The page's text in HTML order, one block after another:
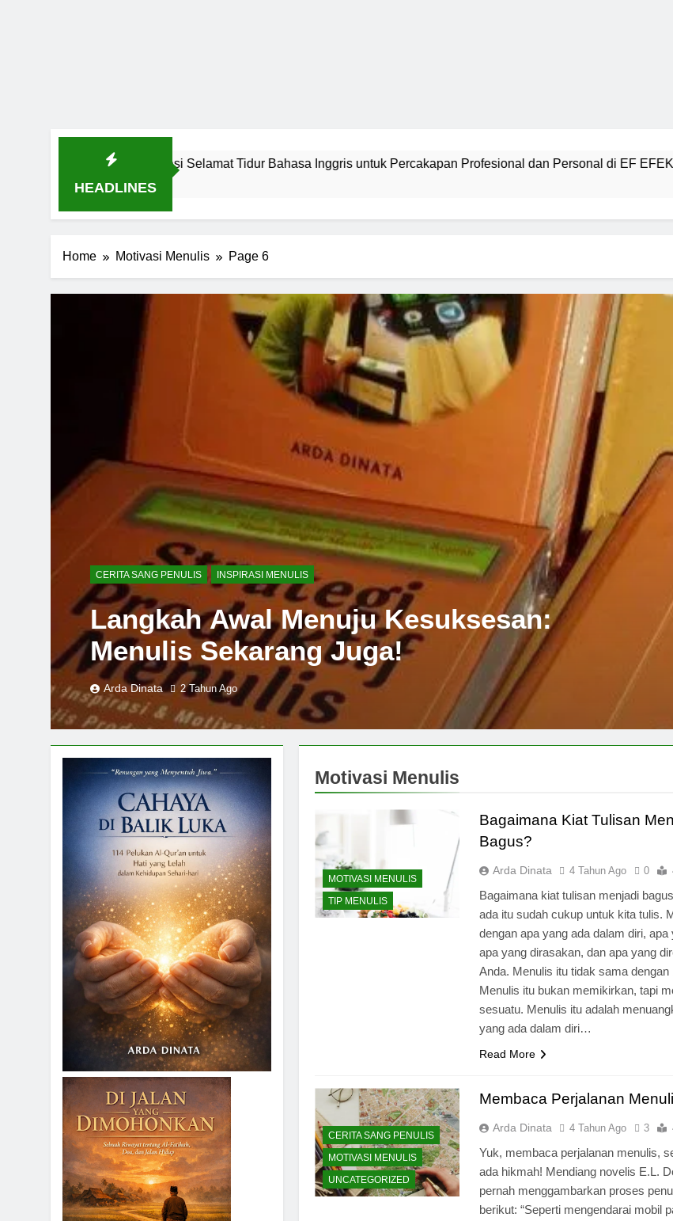
HEADLINES
Variasi Selamat Tidur Bahasa Inggris untuk Percakapan Profesional dan Personal di EF EFEKTA English for Adults
Home Motivasi Menulis Page 6
CERITA SANG PENULIS INSPIRASI MENULIS
Langkah Awal Menuju Kesuksesan:
Menulis Sekarang Juga!
Arda Dinata 2 Tahun Ago
Motivasi Menulis
MOTIVASI MENULIS
TIP MENULIS
Bagaimana Kiat Tulisan
Bagus?
Arda Dinata 4 Tahun Ago 0
Bagaimana kiat tulisan menjadi
ada itu sudah cukup untuk kita tulis.
dengan apa yang ada dalam diri, apa
apa yang dirasakan, dan apa yang
Anda. Menulis itu tidak sama dengan
Menulis itu bukan memikirkan, tapi
sesuatu. Menulis itu adalah
yang ada dalam diri…
Read More
CERITA SANG PENULIS
MOTIVASI MENULIS
UNCATEGORIZED
Membaca Perjalanan
Arda Dinata 4 Tahun Ago 3
Yuk, membaca perjalanan menulis,
ada hikmah! Mendiang novelis E.L.
pernah menggambarkan proses
berikut: “Seperti mengendarai mobil